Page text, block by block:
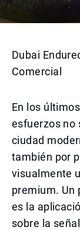
Dubai
Comercial
En los
esfuerzos no
ciudad
también por
visualmente
premium. Un
es la
sobre la